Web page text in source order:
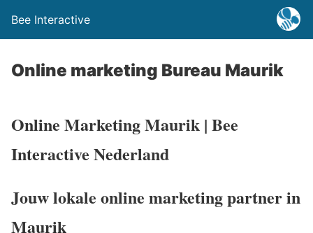
Bee Interactive
Online marketing Bureau Maurik
Online Marketing Maurik | Bee
Interactive Nederland
Jouw lokale online marketing partner in
Maurik